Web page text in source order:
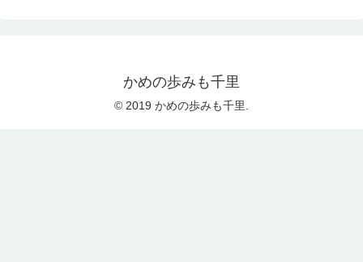
かめの歩みも千里
© 2019 かめの歩みも千里.